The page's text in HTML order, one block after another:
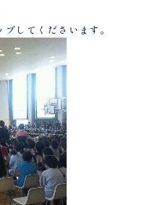
してくださいます。